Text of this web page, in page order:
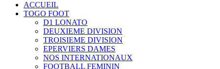
ACCUEIL
TOGO FOOT
D1 LONATO
DEUXIEME DIVISION
TROISIEME DIVISION
EPERVIERS DAMES
NOS INTERNATIONAUX
FOOTBALL FEMININ